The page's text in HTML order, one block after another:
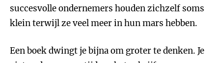
succesvolle ondernemers houden zichzelf soms
klein terwijl ze veel meer in hun mars hebben.
Een boek dwingt je bijna om groter te denken. Je